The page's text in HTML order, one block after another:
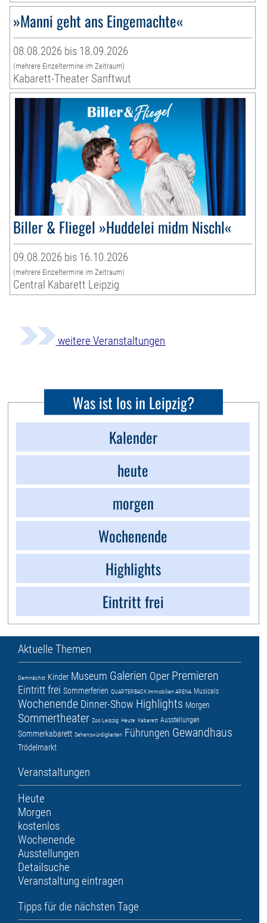
»Manni geht ans Eingemachte«
08.08.2026 bis 18.09.2026
(mehrere Einzeltermine im Zeitraum)
Kabarett-Theater Sanftwut
Biller & Fliegel »Huddelei midm Nischl«
09.08.2026 bis 16.10.2026
(mehrere Einzeltermine im Zeitraum)
Central Kabarett Leipzig
weitere Veranstaltungen
Was ist los in Leipzig?
Kalender
heute
morgen
Wochenende
Highlights
Eintritt frei
Aktuelle Themen
Demnächst Kinder Museum Galerien Oper Premieren
Eintritt frei Sommerferien QUARTERBACK Immobilien ARENA Musicals
Wochenende Dinner-Show Highlights Morgen
Sommertheater Zoo Leipzig Heute Kabarett Ausstellungen
Sommerkabarett Sehenswürdigkeiten Führungen Gewandhaus
Trödelmarkt
Veranstaltungen
Heute
Morgen
kostenlos
Wochenende
Ausstellungen
Detailsuche
Veranstaltung eintragen
Tipps für die nächsten Tage